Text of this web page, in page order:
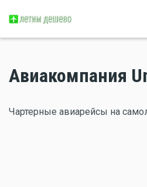
Авиакомпания
Чартерные авиарейсы на